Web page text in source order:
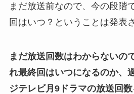
まだ放送前なので、今の段階
回はいつ？ということは発表
まだ放送回数はわからないの
れ最終回はいつになるのか、
ジテレビ月9ドラマの放送回